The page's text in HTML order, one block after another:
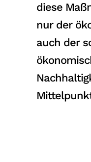
diese
nur der
auch der